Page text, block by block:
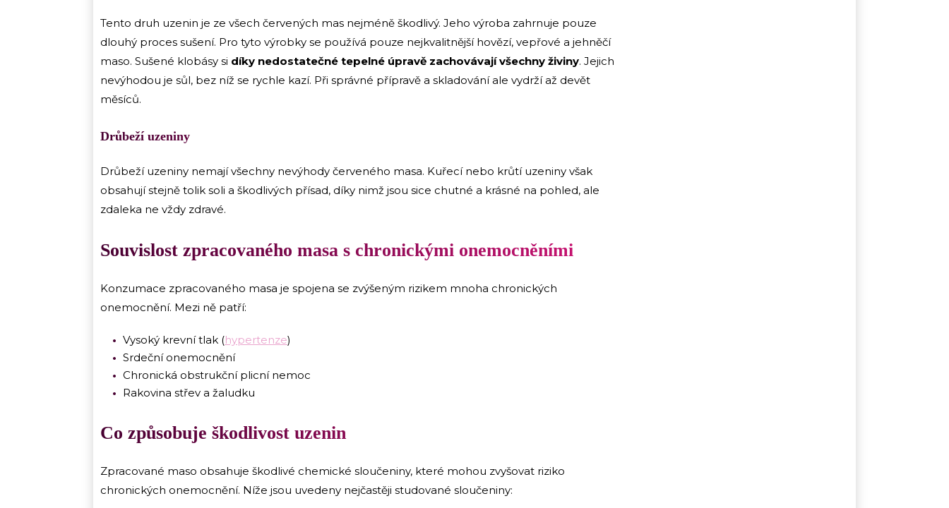
Tento druh uzenin je ze všech červených mas nejméně škodlivý. Jeho výroba zahrnuje pouze
dlouhý proces sušení. Pro tyto výrobky se používá pouze nejkvalitnější hovězí, vepřové a jehněčí
maso. Sušené klobásy si díky nedostatečné tepelné úpravě zachovávají všechny živiny. Jejich
nevýhodou je sůl, bez níž se rychle kazí. Při správné přípravě a skladování ale vydrží až devět
měsíců.
Drůbeží uzeniny
Drůbeží uzeniny nemají všechny nevýhody červeného masa. Kuřecí nebo krůtí uzeniny však
obsahují stejně tolik soli a škodlivých přísad, díky nimž jsou sice chutné a krásné na pohled, ale
zdaleka ne vždy zdravé.
Souvislost zpracovaného masa s chronickými onemocněními
Konzumace zpracovaného masa je spojena se zvýšeným rizikem mnoha chronických
onemocnění. Mezi ně patří:
Vysoký krevní tlak (hypertenze)
Srdeční onemocnění
Chronická obstrukční plicní nemoc
Rakovina střev a žaludku
Co způsobuje škodlivost uzenin
Zpracované maso obsahuje škodlivé chemické sloučeniny, které mohou zvyšovat riziko
chronických onemocnění. Níže jsou uvedeny nejčastěji studované sloučeniny: